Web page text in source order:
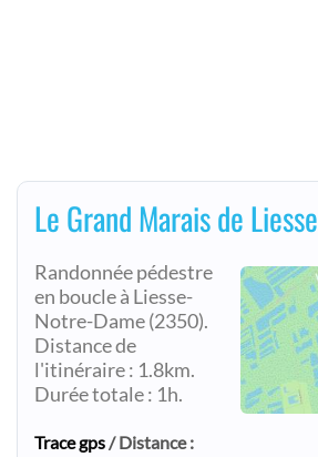
Le Grand Marais de Liesse
Randonnée pédestre
en boucle à Liesse-
Notre-Dame (2350).
Distance de
l'itinéraire : 1.8km.
Durée totale : 1h.
Trace gps/ Distance :